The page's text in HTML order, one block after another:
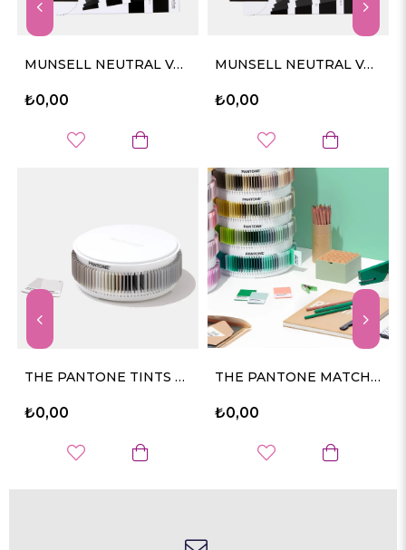
MUNSELL NEUTRAL VALUE SCALE - GLOSSY FINISH
₺0,00
MUNSELL NEUTRAL VALUE SCALE - MATTE FINISH
₺0,00
THE PANTONE TINTS AND TONES COLLECTION
₺0,00
THE PANTONE MATCHING SYSTEM™ (PMS) PLASTIC STANDARD CHIPS COLLECTION
₺0,00